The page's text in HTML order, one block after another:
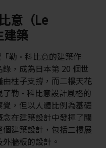
意（Le
建築
勒·科比意的建築作
，成為日本第 20 個世
柱子支撐，而二樓天花
了勒·科比意設計風格的
，但以人體比例為基礎
在建築設計中發揮了關
建築設計，包括二樓展
牆板的設計。